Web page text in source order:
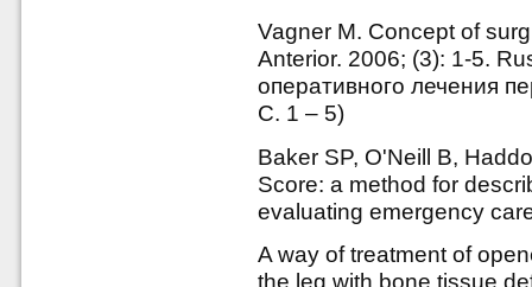
Vagner M. Concept of
Anterior. 2006; (3): 1-5.
оперативного лечения
С. 1 – 5)
Baker SP, O'Neill B,
Score: a method for
evaluating emergency
A way of treatment of
the leg with bone tissue